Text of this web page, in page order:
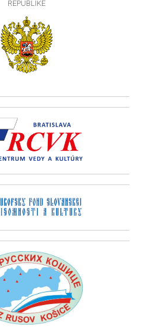
REPUBLIKE